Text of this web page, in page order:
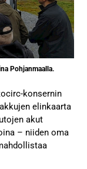
Pohjanmaalla.
konsernin
elinkaarta
akut
– niiden oma